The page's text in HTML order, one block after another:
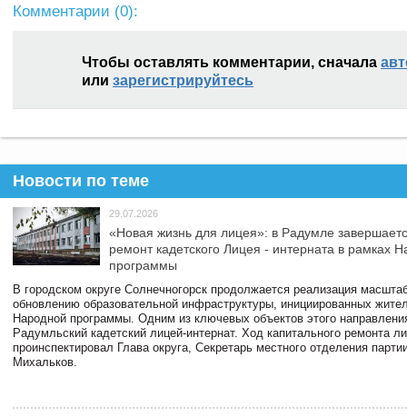
Комментарии (0):
Чтобы оставлять комментарии, сначала
или зарегистрируйтесь
Новости по теме
29.07.2026
«Новая жизнь для лицея»: в Радумле
ремонт кадетского Лицея - интерната в рамках
программы
В городском округе Солнечногорск продолжается реализация
обновлению образовательной инфраструктуры, инициированных
Народной программы. Одним из ключевых объектов этого
Радумльский кадетский лицей-интернат. Ход капитального ремонта
проинспектировал Глава округа, Секретарь местного отделения
Михальков.